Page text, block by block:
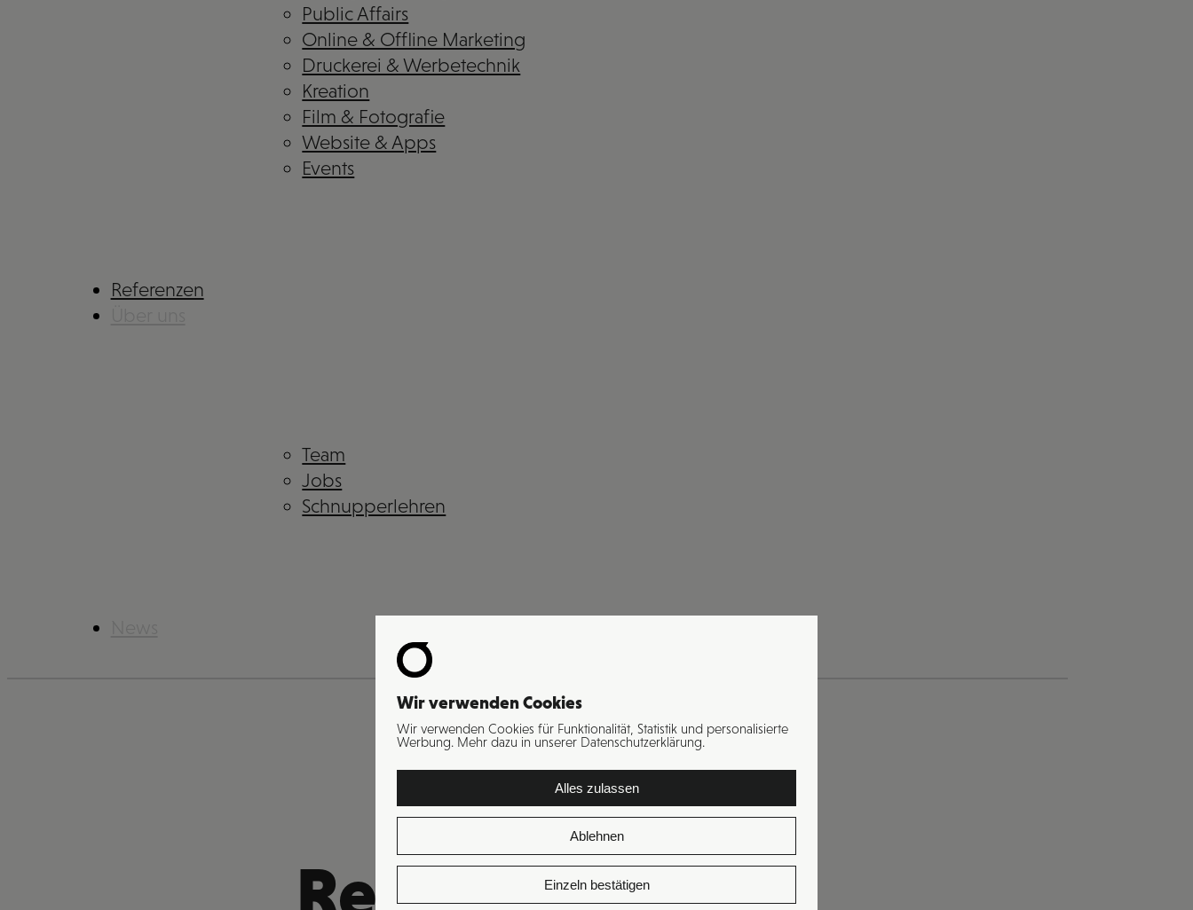
Public Affairs
Online & Offline Marketing
Druckerei & Werbetechnik
Kreation
Film & Fotografie
Website & Apps
Events
Referenzen
Team
Jobs
Schnupperlehren
Referenzen
Wir verwenden Cookies
Wir verwenden Cookies für Funktionalität, Statistik und personalisierte
Werbung. Mehr dazu in unserer Datenschutzerklärung.
Alles zulassen
Ablehnen
Einzeln bestätigen